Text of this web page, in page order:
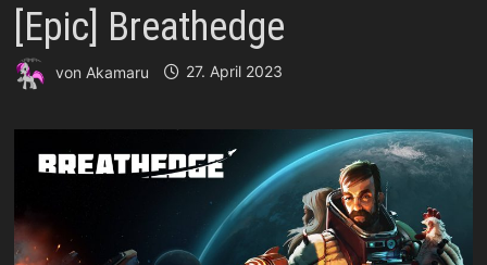
[Epic] Breathedge
von Akamaru 27. April 2023